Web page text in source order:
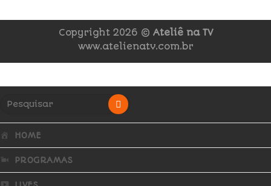
Copyright 2026 © Ateliê na TV
www.atelienatv.com.br
HOME
PROGRAMAS